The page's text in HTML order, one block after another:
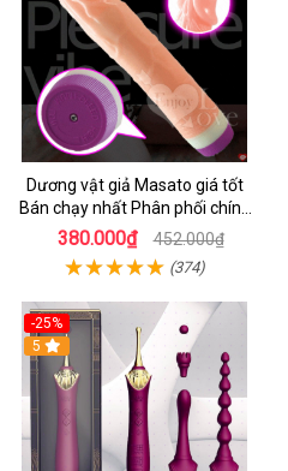
Dương vật giả Masato giá tốt
Bán chạy nhất Phân phối chính
hãng
380.000₫ 452.000₫
(374)
-25%
5